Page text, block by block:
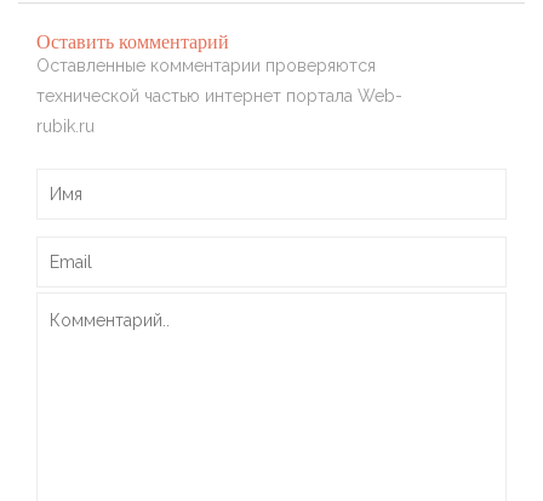
Оставить комментарий
Оставленные комментарии проверяются
технической частью интернет портала Web-
rubik.ru